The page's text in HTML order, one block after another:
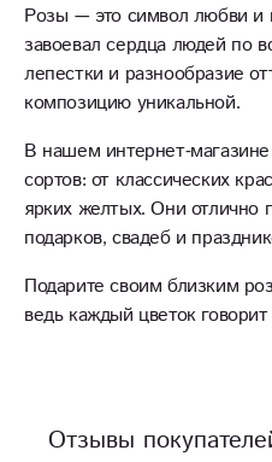
Розы — это символ любви и
завоевал сердца людей по
лепестки и разнообразие
композицию уникальной.
В нашем интернет-
сортов: от классических
ярких желтых. Они отлично
подарков, свадеб и
Подарите своим близким
ведь каждый цветок
Отзывы